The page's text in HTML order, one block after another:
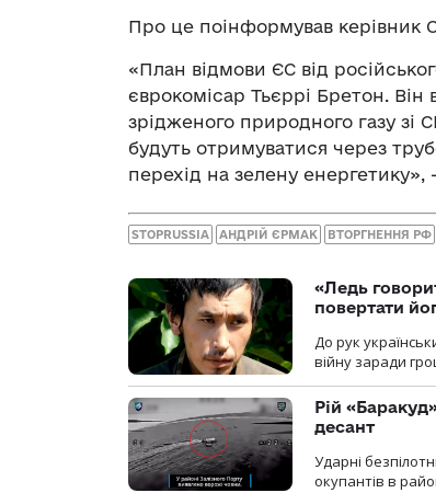
Про це поінформував керівник
«План відмови ЄС від
єврокомісар Тьєррі Бретон.
зрідженого природного газу зі
будуть отримуватися через
перехід на зелену
STOPRUSSIA АНДРІЙ ЄРМАК ВТОРГНЕННЯ РФ
«Ледь
повертати
До рук
війну заради
Рій
десант
Ударні
окупантів в